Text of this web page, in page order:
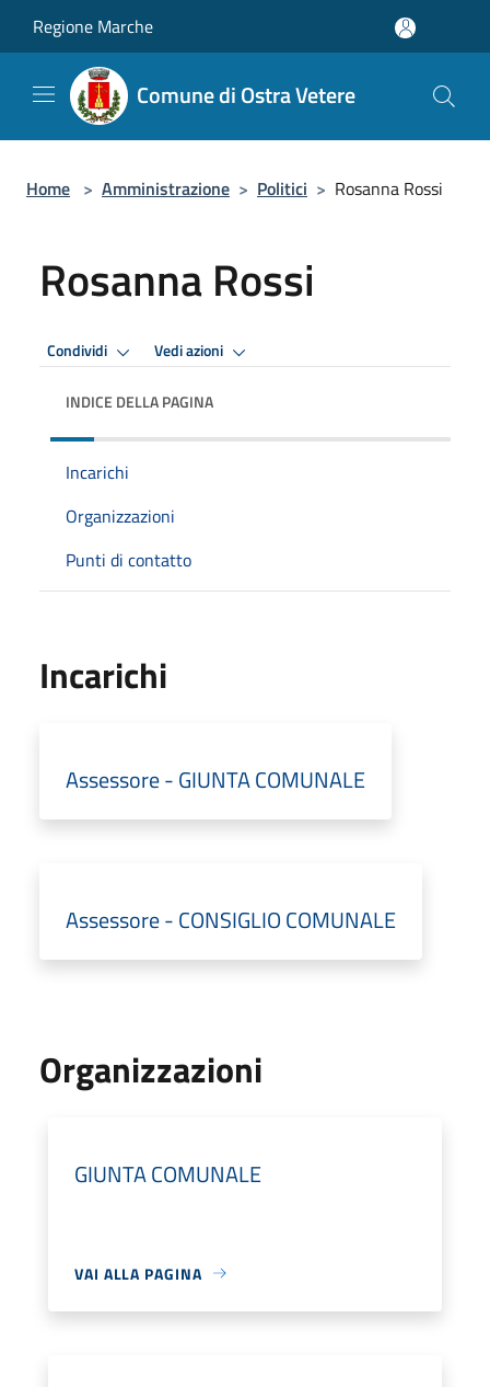
Regione Marche
Comune di Ostra Vetere
Home > Amministrazione > Politici > Rosanna Rossi
Rosanna Rossi
Condividi Vedi azioni
INDICE DELLA PAGINA
Incarichi
Organizzazioni
Punti di contatto
Incarichi
Assessore - GIUNTA COMUNALE
Assessore - CONSIGLIO COMUNALE
Organizzazioni
GIUNTA COMUNALE
VAI ALLA PAGINA